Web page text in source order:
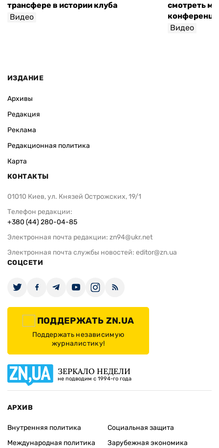
трансфере в истории клуба
Видео
смотреть
Видео
ИЗДАНИЕ
Архивы
Редакция
Реклама
Редакционная политика
Карта
КОНТАКТЫ
01010 Киев, ул. Князей Острожских, 19/1
Телефон редакции:
+380 (44) 280-04-85
Электронная почта редакции: zn94@ukr.net
Электронная почта службы новостей: editor@zn.ua
СОЦСЕТИ
ПОДДЕРЖАТЬ ZN.UA
Поддержать независимую
журналистику!
ЗЕРКАЛО НЕДЕЛИ
не подводим с 1994-го года
АРХИВ
Внутренняя политика
Международная политика
Социальная защита
Зарубежная экономика